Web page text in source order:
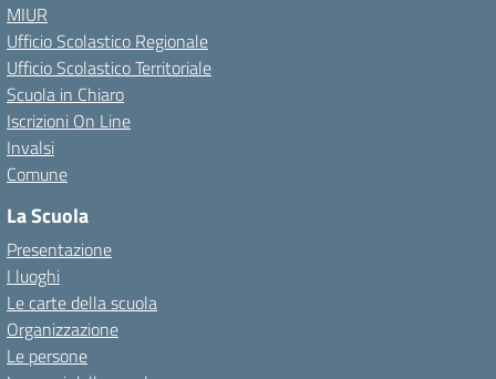
MIUR
Ufficio Scolastico Regionale
Ufficio Scolastico Territoriale
Scuola in Chiaro
Iscrizioni On Line
Invalsi
Comune
La Scuola
Presentazione
I luoghi
Le carte della scuola
Organizzazione
Le persone